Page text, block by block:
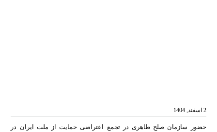
2 اسفند, 1404
حضور سازمان صلح طاهری در تجمع اعتراضی حمایت از ملت ایران در